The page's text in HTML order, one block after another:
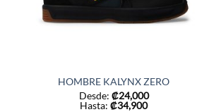
HOMBRE KALYNX ZERO
Desde: ₡24,000
Hasta:₡34,900